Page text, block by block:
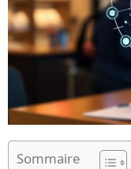
Sommaire